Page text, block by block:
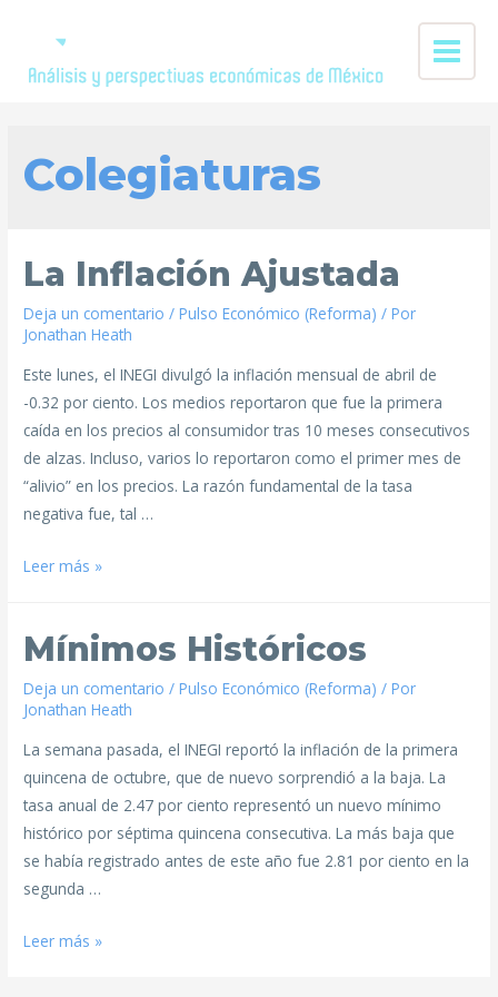
Colegiaturas
La Inflación Ajustada
Deja un comentario /Pulso Económico (Reforma) / Por
Jonathan Heath
Este lunes, el INEGI divulgó la inflación mensual de abril de
-0.32 por ciento. Los medios reportaron que fue la primera
caída en los precios al consumidor tras 10 meses consecutivos
de alzas. Incluso, varios lo reportaron como el primer mes de
“alivio” en los precios. La razón fundamental de la tasa
negativa fue, tal …
Leer más »
Mínimos Históricos
Deja un comentario /Pulso Económico (Reforma) / Por
Jonathan Heath
La semana pasada, el INEGI reportó la inflación de la primera
quincena de octubre, que de nuevo sorprendió a la baja. La
tasa anual de 2.47 por ciento representó un nuevo mínimo
histórico por séptima quincena consecutiva. La más baja que
se había registrado antes de este año fue 2.81 por ciento en la
segunda …
Leer más »